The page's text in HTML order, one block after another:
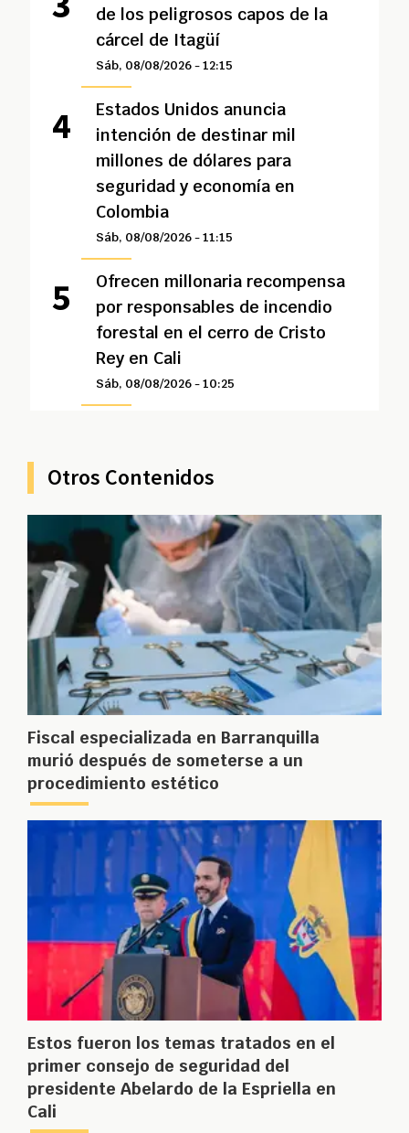
de los peligrosos capos de la
cárcel de Itagüí
Sáb, 08/08/2026 - 12:15
Estados Unidos anuncia
intención de destinar mil
millones de dólares para
seguridad y economía en
Colombia
Sáb, 08/08/2026 - 11:15
Ofrecen millonaria recompensa
por responsables de incendio
forestal en el cerro de Cristo
Rey en Cali
Sáb, 08/08/2026 - 10:25
Otros Contenidos
Fiscal especializada en Barranquilla
murió después de someterse a un
procedimiento estético
Estos fueron los temas tratados en el
primer consejo de seguridad del
presidente Abelardo de la Espriella en
Cali